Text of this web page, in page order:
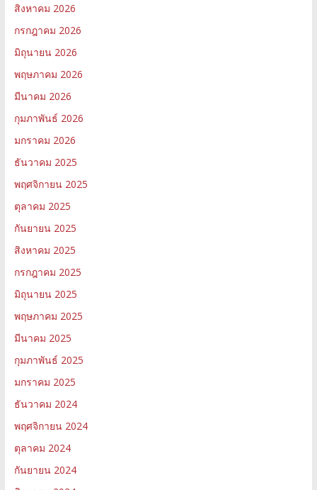
สิงหาคม 2026
กรกฎาคม 2026
มิถุนายน 2026
พฤษภาคม 2026
มีนาคม 2026
กุมภาพันธ์ 2026
มกราคม 2026
ธันวาคม 2025
พฤศจิกายน 2025
ตุลาคม 2025
กันยายน 2025
สิงหาคม 2025
กรกฎาคม 2025
มิถุนายน 2025
พฤษภาคม 2025
มีนาคม 2025
กุมภาพันธ์ 2025
มกราคม 2025
ธันวาคม 2024
พฤศจิกายน 2024
ตุลาคม 2024
กันยายน 2024